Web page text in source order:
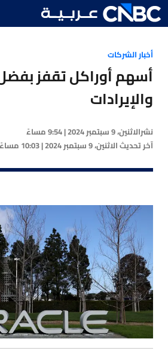
أخبار الشركات
أسهم أوراكل تقفز
والإيرادات
نشرالاثنين، 9 سبتمبر 2024 | 9:54 مساءً
آخر تحديثالاثنين، 9 سبتمبر 2024 | 10:03 مساءً